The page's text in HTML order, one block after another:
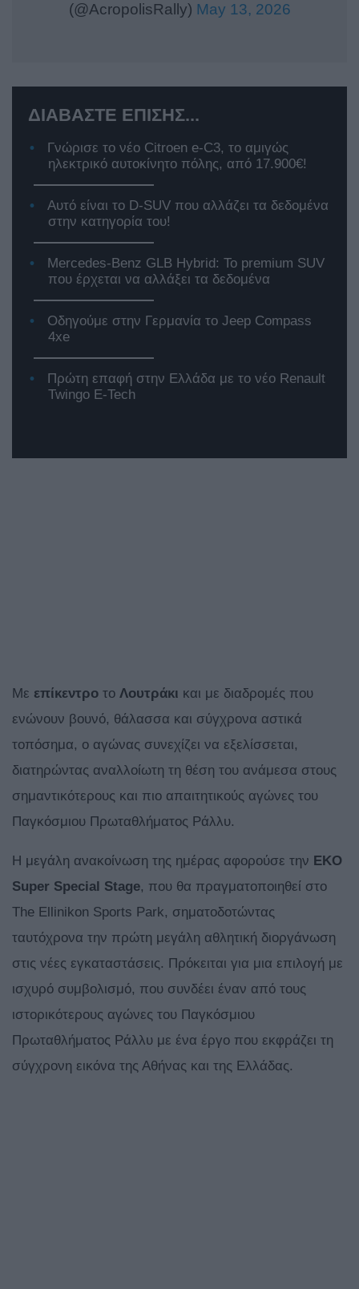
(@AcropolisRally) May 13, 2026
ΔΙΑΒΑΣΤΕ ΕΠΙΣΗΣ...
Γνώρισε το νέο Citroen e-C3, το αμιγώς
ηλεκτρικό αυτοκίνητο πόλης, από 17.900€!
Αυτό είναι το D-SUV που αλλάζει τα δεδομένα
στην κατηγορία του!
Mercedes-Benz GLB Hybrid: Το premium SUV
που έρχεται να αλλάξει τα δεδομένα
Οδηγούμε στην Γερμανία το Jeep Compass
4xe
Πρώτη επαφή στην Ελλάδα με το νέο Renault
Twingo E-Tech
Με επίκεντρο το Λουτράκι και με διαδρομές που
ενώνουν βουνό, θάλασσα και σύγχρονα αστικά
τοπόσημα, ο αγώνας συνεχίζει να εξελίσσεται,
διατηρώντας αναλλοίωτη τη θέση του ανάμεσα στους
σημαντικότερους και πιο απαιτητικούς αγώνες του
Παγκόσμιου Πρωταθλήματος Ράλλυ.
Η μεγάλη ανακοίνωση της ημέρας αφορούσε την EKO
Super Special Stage, που θα πραγματοποιηθεί στο
The Ellinikon Sports Park, σηματοδοτώντας
ταυτόχρονα την πρώτη μεγάλη αθλητική διοργάνωση
στις νέες εγκαταστάσεις. Πρόκειται για μια επιλογή με
ισχυρό συμβολισμό, που συνδέει έναν από τους
ιστορικότερους αγώνες του Παγκόσμιου
Πρωταθλήματος Ράλλυ με ένα έργο που εκφράζει τη
σύγχρονη εικόνα της Αθήνας και της Ελλάδας.